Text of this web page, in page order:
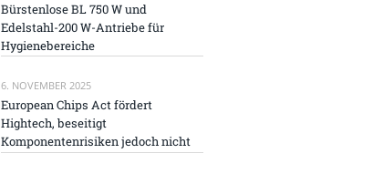
Bürstenlose BL 750 W und
Edelstahl-200 W-Antriebe für
Hygienebereiche
6. NOVEMBER 2025
European Chips Act fördert
Hightech, beseitigt
Komponentenrisiken jedoch nicht